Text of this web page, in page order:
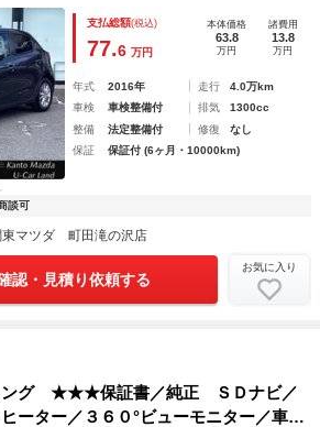
Ｈ ミュージックプレイヤー接続可
バッグ 横滑り防止 ＵＳＢ
支払総額(税込)
77.6 万円
本体価格
63.8
万円
諸費用
13.8
万円
年式 2016年 走行
4.0万km
車検
車検整備付 排気
1300cc
整備
法定整備付 修復
なし
保証
保証付 (6ヶ月・10000km)
談可
東マツダ 町田滝の沢店
認・見積り依頼する
お気に入り
ング ★★★保証書／純正 ＳＤナビ／
ーター／３６０°ビューモニター／車線